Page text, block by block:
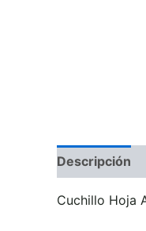
Descripción
Cuchillo Hoja